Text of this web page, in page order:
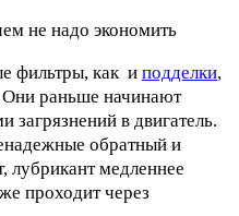
фильтры, как и подделки,
Они раньше начинают
загрязнений в двигатель.
обратный и
лубрикант медленнее
проходит через